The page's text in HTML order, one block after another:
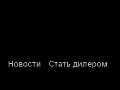
Новости Стать дилером